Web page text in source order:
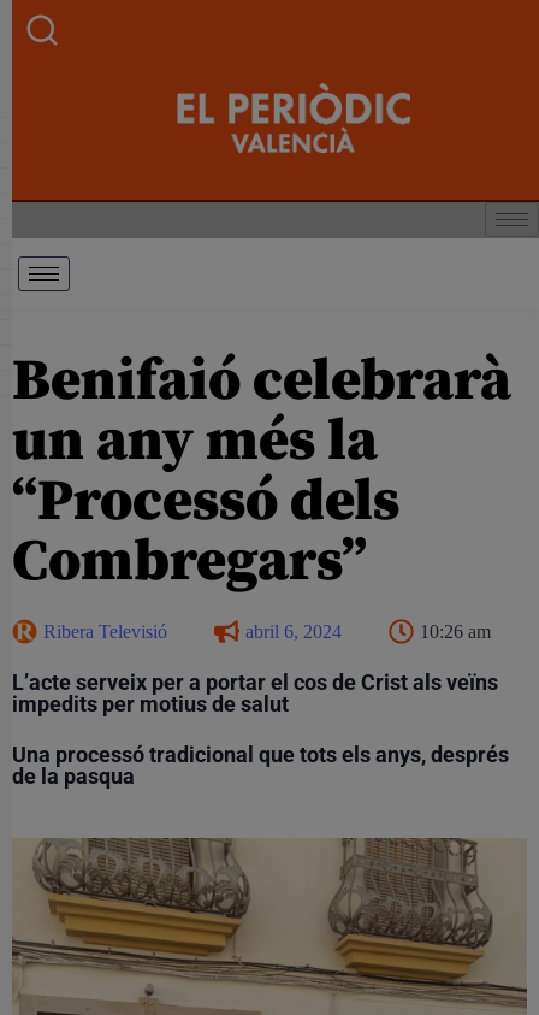
Benifaió celebrarà
un any més la
“Processó dels
Combregars”
Ribera Televisió abril 6, 2024 10:26 am
L’acte serveix per a portar el cos de Crist als veïns
impedits per motius de salut
Una processó tradicional que tots els anys, després
de la pasqua